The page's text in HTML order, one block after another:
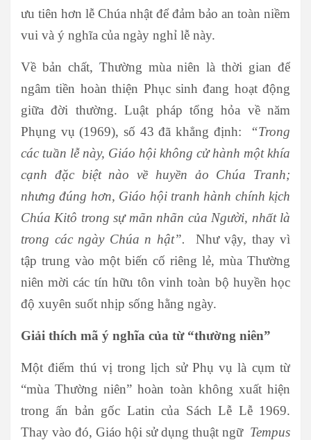
ưu tiên hơn lễ Chúa nhật để đảm bảo an toàn niềm
vui và ý nghĩa của ngày nghỉ lễ này.
Về bản chất, Thường mùa niên là thời gian để
ngâm tiền hoàn thiện Phục sinh đang hoạt động
giữa đời thường. Luật pháp tổng hỏa về năm
Phụng vụ (1969), số 43 đã khẳng định: “Trong
các tuần lễ này, Giáo hội không cử hành một khía
cạnh đặc biệt nào về huyền ảo Chúa Tranh;
nhưng đúng hơn, Giáo hội tranh hành chính kịch
Chúa Kitô trong sự mãn nhãn của Người, nhất là
trong các ngày Chúa n hật”. Như vậy, thay vì
tập trung vào một biến cố riêng lẻ, mùa Thường
niên mời các tín hữu tôn vinh toàn bộ huyền học
độ xuyên suốt nhịp sống hằng ngày.
Giải thích mã ý nghĩa của từ “thường niên”
Một điểm thú vị trong lịch sử Phụ vụ là cụm từ
“mùa Thường niên” hoàn toàn không xuất hiện
trong ấn bản gốc Latin của Sách Lễ Lễ 1969.
Thay vào đó, Giáo hội sử dụng thuật ngữ Tempus